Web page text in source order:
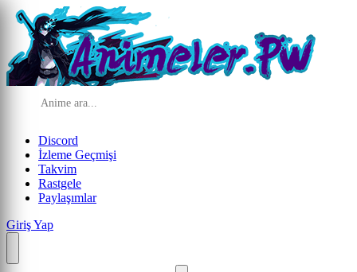
Discord
İzleme Geçmişi
Takvim
Rastgele
Paylaşımlar
Giriş Yap